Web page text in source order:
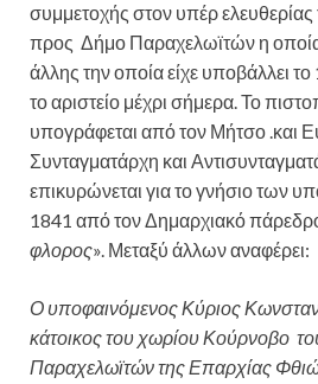
συμμετοχής στον υπέρ
προς Δήμο Παραχελωϊτών η οποία
άλλης την οποία είχε υποβάλλει
το αριστείο μέχρι σήμερα. Το
υπογράφεται από τον Μήτσο .και
Συνταγματάρχη και
επικυρώνεται για το γνήσιο των
1841 από τον Δημαρχιακό
φλορος». Μεταξύ άλλων αναφέρει:
Ο υποφαινόμενος Κύριος
κάτοικος του χωρίου Κούρνοβο
Παραχελωϊτών της Επαρχίας